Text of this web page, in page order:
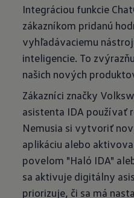
Integráciou funkcie
zákazníkom pridanú
vyhľadávaciemu
inteligencie. To
našich nových
Zákazníci značky
asistenta IDA používať
Nemusia si vytvoriť
aplikáciu alebo
povelom "Haló IDA"
sa aktivuje digitálny
priorizuje, či sa má